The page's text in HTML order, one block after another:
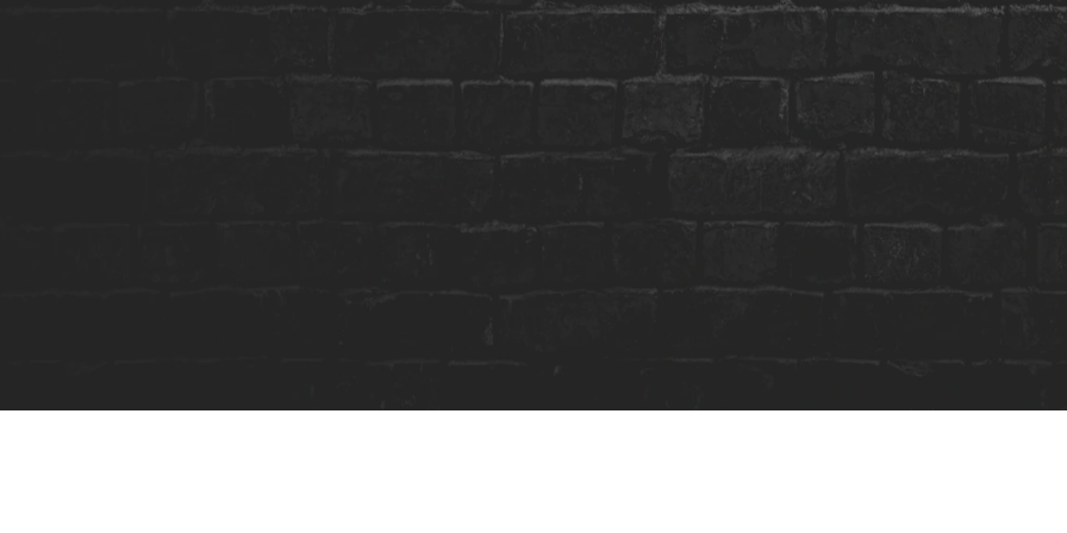
se identificará e irá rolar de rir.
de muita comédia, você pode experimentar
as melhores comidas e tomar aquela breja
trincando.